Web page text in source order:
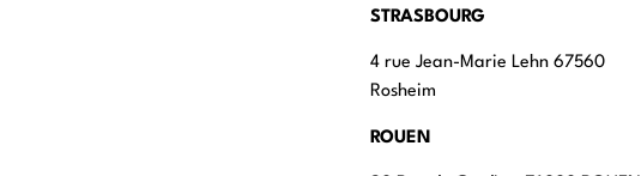
STRASBOURG
4 rue Jean-Marie Lehn 67560
Rosheim
ROUEN